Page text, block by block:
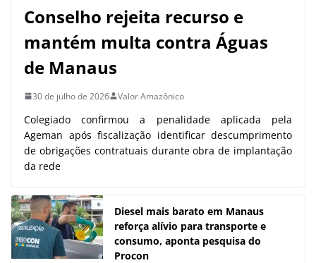
Conselho rejeita recurso e
mantém multa contra Águas
de Manaus
30 de julho de 2026 Valor Amazônico
Colegiado confirmou a penalidade aplicada pela
Ageman após fiscalização identificar descumprimento
de obrigações contratuais durante obra de implantação
da rede
Diesel mais barato em Manaus
reforça alívio para transporte e
consumo, aponta pesquisa do
Procon